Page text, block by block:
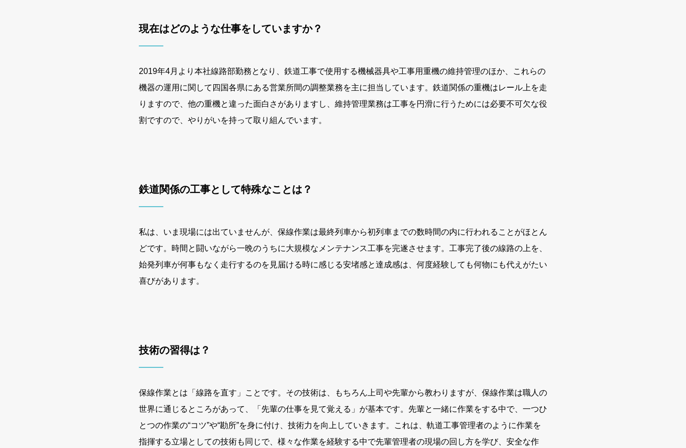
現在はどのような仕事をしていますか？
2019年4月より本社線路部勤務となり、鉄道工事で使用する機械器具や工事用重機の維持管理のほか、これらの
機器の運用に関して四国各県にある営業所間の調整業務を主に担当しています。鉄道関係の重機はレール上を走
りますので、他の重機と違った面白さがありますし、維持管理業務は工事を円滑に行うためには必要不可欠な役
割ですので、やりがいを持って取り組んでいます。
鉄道関係の工事として特殊なことは？
私は、いま現場には出ていませんが、保線作業は最終列車から初列車までの数時間の内に行われることがほとん
どです。時間と闘いながら一晩のうちに大規模なメンテナンス工事を完遂させます。工事完了後の線路の上を、
始発列車が何事もなく走行するのを見届ける時に感じる安堵感と達成感は、何度経験しても何物にも代えがたい
喜びがあります。
技術の習得は？
保線作業とは「線路を直す」ことです。その技術は、もちろん上司や先輩から教わりますが、保線作業は職人の
世界に通じるところがあって、「先輩の仕事を見て覚える」が基本です。先輩と一緒に作業をする中で、一つひ
とつの作業の“コツ”や“勘所”を身に付け、技術力を向上していきます。これは、軌道工事管理者のように作業を
指揮する立場としての技術も同じで、様々な作業を経験する中で先輩管理者の現場の回し方を学び、安全な作